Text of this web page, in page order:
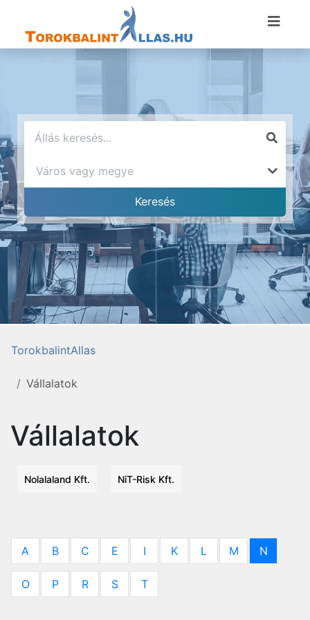
TorokbalintAllas
Vállalatok
Vállalatok
Nolalaland Kft. NiT-Risk Kft.
A B C E I K L M N
O P R S T